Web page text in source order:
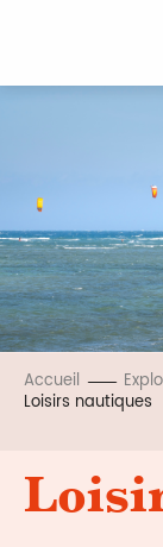
Accueil
Loisirs nautiques